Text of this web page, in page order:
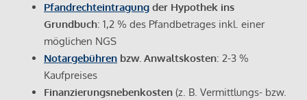
Pfandrechteintragung der Hypothek ins
Grundbuch: 1,2 % des Pfandbetrages inkl. einer
möglichen NGS
Notargebühren bzw. Anwaltskosten: 2-3 %
Kaufpreises
Finanzierungsnebenkosten (z. B. Vermittlungs- bzw.